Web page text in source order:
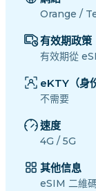
Orange /
有效期政策
有效期從
eKTY（身
不需要
速度
4G / 5G
其他信息
eSIM 二維